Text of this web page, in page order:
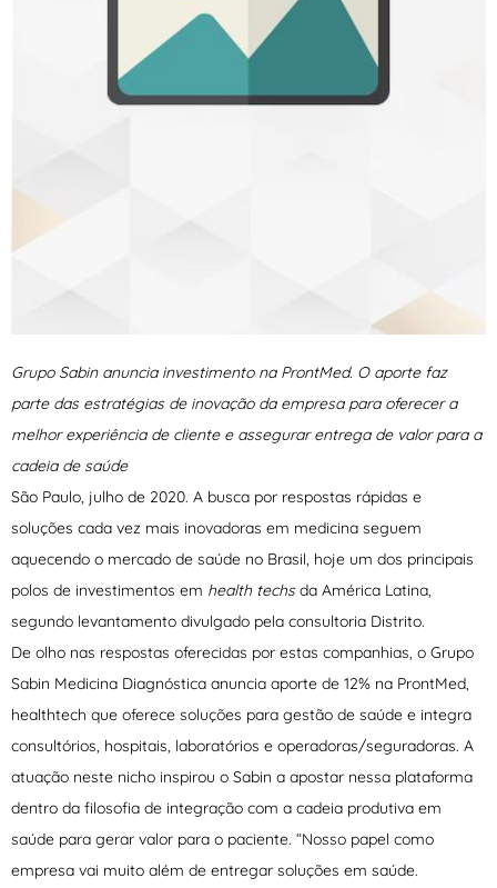
Grupo Sabin anuncia investimento na ProntMed. O aporte faz
parte das estratégias de inovação da empresa para oferecer a
melhor experiência de cliente e assegurar entrega de valor para a
cadeia de saúde
São Paulo, julho de 2020. A busca por respostas rápidas e
soluções cada vez mais inovadoras em medicina seguem
aquecendo o mercado de saúde no Brasil, hoje um dos principais
polos de investimentos em health techsda América Latina,
segundo levantamento divulgado pela consultoria Distrito.
De olho nas respostas oferecidas por estas companhias, o Grupo
Sabin Medicina Diagnóstica anuncia aporte de 12% na ProntMed,
healthtech que oferece soluções para gestão de saúde e integra
consultórios, hospitais, laboratórios e operadoras/seguradoras. A
atuação neste nicho inspirou o Sabin a apostar nessa plataforma
dentro da filosofia de integração com a cadeia produtiva em
saúde para gerar valor para o paciente. “Nosso papel como
empresa vai muito além de entregar soluções em saúde.